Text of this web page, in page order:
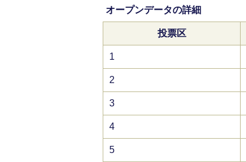
オープンデータの詳細
投票区
1
2
3
4
5